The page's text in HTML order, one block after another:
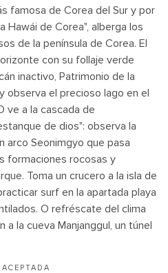
famosa de Corea del Sur y por
Hawái de Corea", alberga los
de la península de Corea. El
con su follaje verde
inactivo, Patrimonio de la
observa el precioso lago en el
ve a la cascada de
de dios": observa la
arco Seonimgyo que pasa
formaciones rocosas y
Toma un crucero a la isla de
surf en la apartada playa
O refréscate del clima
a la cueva Manjanggul, un túnel